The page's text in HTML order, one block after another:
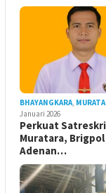
BHAYANGKARA
Januari 2026
Perkuat
Muratara, Brigpol
Adenan…